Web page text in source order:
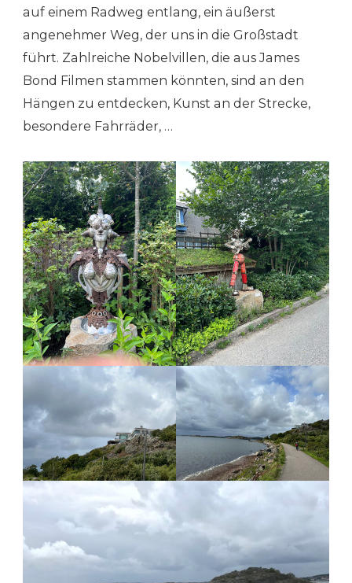
auf einem Radweg entlang, ein äußerst
angenehmer Weg, der uns in die Großstadt
führt. Zahlreiche Nobelvillen, die aus James
Bond Filmen stammen könnten, sind an den
Hängen zu entdecken, Kunst an der Strecke,
besondere Fahrräder, …